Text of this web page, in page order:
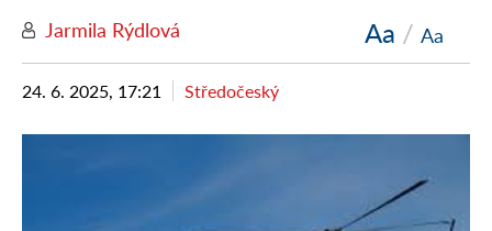
Jarmila Rýdlová Aa / Aa
24. 6. 2025, 17:21 Středočeský